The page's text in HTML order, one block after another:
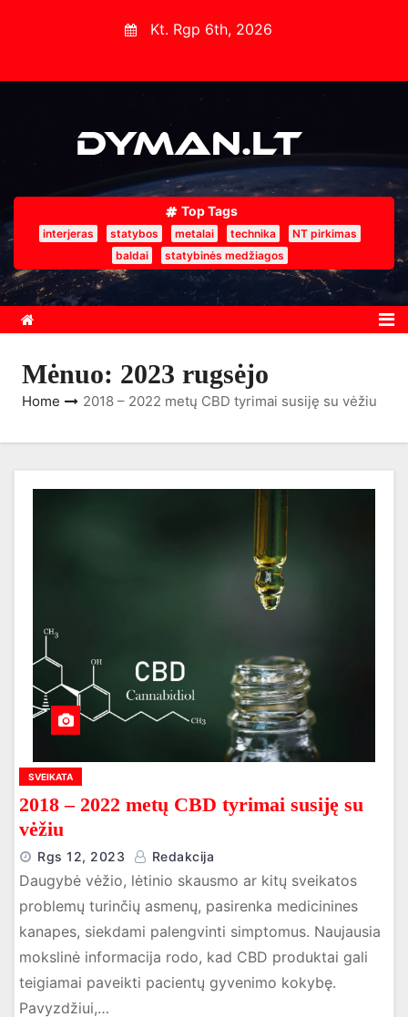
n
Kt. Rgp 6th, 2026
Top Tags
interjeras statybos metalai technika
NT pirkimas
baldai
statybinės medžiagos
Mėnuo: 2023 rugsėjo
Home 2018 – 2022 metų CBD tyrimai susiję su vėžiu
SVEIKATA
2018 – 2022 metų CBD tyrimai susiję su
vėžiu
Rgs 12, 2023 Redakcija
Daugybė vėžio, lėtinio skausmo ar kitų sveikatos
problemų turinčių asmenų, pasirenka medicinines
kanapes, siekdami palengvinti simptomus. Naujausia
mokslinė informacija rodo, kad CBD produktai gali
teigiamai paveikti pacientų gyvenimo kokybę.
Pavyzdžiui,…